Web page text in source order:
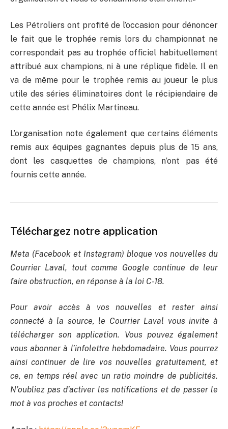
Les Pétroliers ont profité de l’occasion pour dénoncer
le fait que le trophée remis lors du championnat ne
correspondait pas au trophée officiel habituellement
attribué aux champions, ni à une réplique fidèle. Il en
va de même pour le trophée remis au joueur le plus
utile des séries éliminatoires dont le récipiendaire de
cette année est Phélix Martineau.
L’organisation note également que certains éléments
remis aux équipes gagnantes depuis plus de 15 ans,
dont les casquettes de champions, n’ont pas été
fournis cette année.
Téléchargez notre application
Meta (Facebook et Instagram) bloque vos nouvelles du
Courrier Laval, tout comme Google continue de leur
faire obstruction, en réponse à la loi C-18.
Pour avoir accès à vos nouvelles et rester ainsi
connecté à la source, le Courrier Laval vous invite à
télécharger son application. Vous pouvez également
vous abonner à l’infolettre hebdomadaire. Vous pourrez
ainsi continuer de lire vos nouvelles gratuitement, et
ce, en temps réel avec un ratio moindre de publicités.
N’oubliez pas d’activer les notifications et de passer le
mot à vos proches et contacts!